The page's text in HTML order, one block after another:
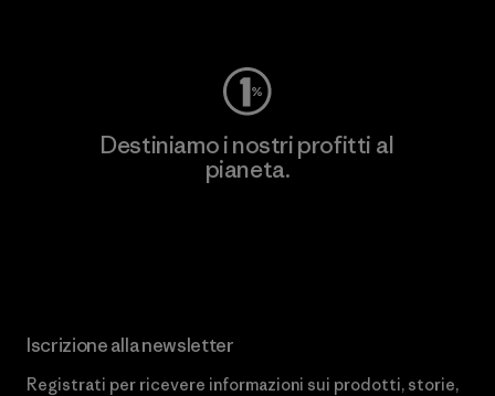
Destiniamo i nostri profitti al
pianeta.
Iscrizione alla newsletter
Registrati per ricevere informazioni sui prodotti, storie,